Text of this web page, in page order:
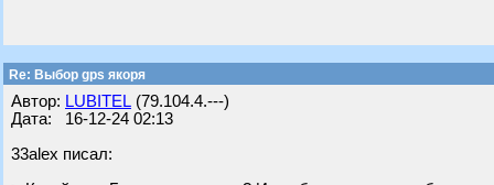
Re: Выбор gps якоря
Автор: LUBITEL (79.104.4.---)
Дата: 16-12-24 02:13
33alex писал: